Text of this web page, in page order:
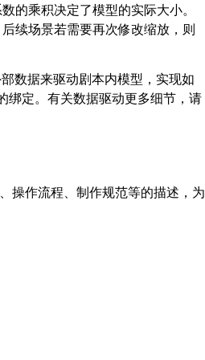
的乘积决定了模型的实际大小。
续场景若需要再次修改缩放，则
数据来驱动剧本内模型，实现如
绑定。有关数据驱动更多细节，请
操作流程、制作规范等的描述，为